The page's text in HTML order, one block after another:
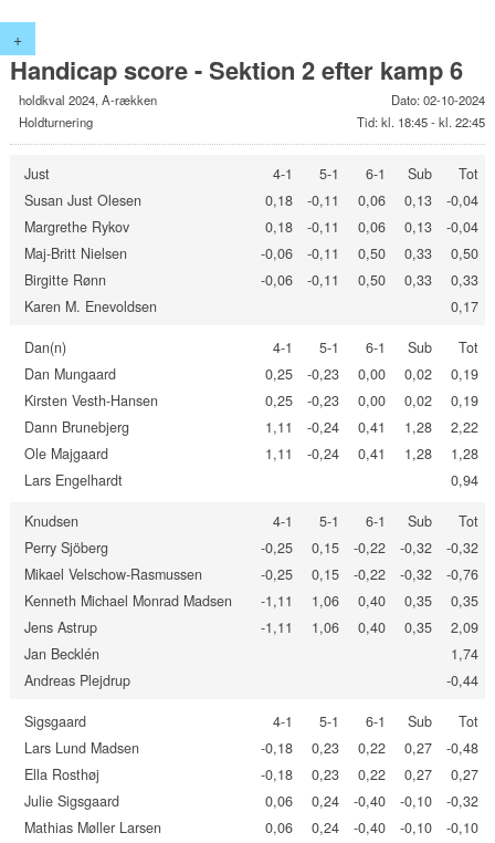
+
Handicap score - Sektion 2 efter kamp 6
holdkval 2024, A-rækken
Holdturnering
Dato: 02-10-2024
Tid: kl. 18:45 - kl. 22:45
Just 4-1 5-1 6-1 Sub
Tot
Susan Just Olesen
0,18 -0,11 0,06 0,13
-0,04
Margrethe Rykov
0,18 -0,11 0,06 0,13
-0,04
Maj-Britt Nielsen
-0,06 -0,11 0,50 0,33
0,50
Birgitte Rønn
-0,06 -0,11 0,50 0,33
0,33
Karen M. Enevoldsen
0,17
Dan(n) 4-1 5-1 6-1 Sub
Tot
Dan Mungaard
0,25 -0,23 0,00 0,02
0,19
Kirsten Vesth-Hansen
0,25 -0,23 0,00 0,02
0,19
Dann Brunebjerg
1,11 -0,24 0,41 1,28
2,22
Ole Majgaard
1,11 -0,24 0,41 1,28
1,28
Lars Engelhardt
0,94
Knudsen 4-1 5-1 6-1 Sub
Tot
Perry Sjöberg
-0,25 0,15 -0,22 -0,32
-0,32
Mikael Velschow-Rasmussen
-0,25 0,15 -0,22 -0,32
-0,76
Kenneth Michael Monrad Madsen
-1,11 1,06 0,40 0,35
0,35
Jens Astrup
-1,11 1,06 0,40 0,35
2,09
Jan Becklén
1,74
Andreas Plejdrup
-0,44
Sigsgaard 4-1 5-1 6-1 Sub
Tot
Lars Lund Madsen
-0,18 0,23 0,22 0,27
-0,48
Ella Rosthøj
-0,18 0,23 0,22 0,27
0,27
Julie Sigsgaard
0,06 0,24 -0,40 -0,10
-0,32
Mathias Møller Larsen
0,06 0,24 -0,40 -0,10
-0,10